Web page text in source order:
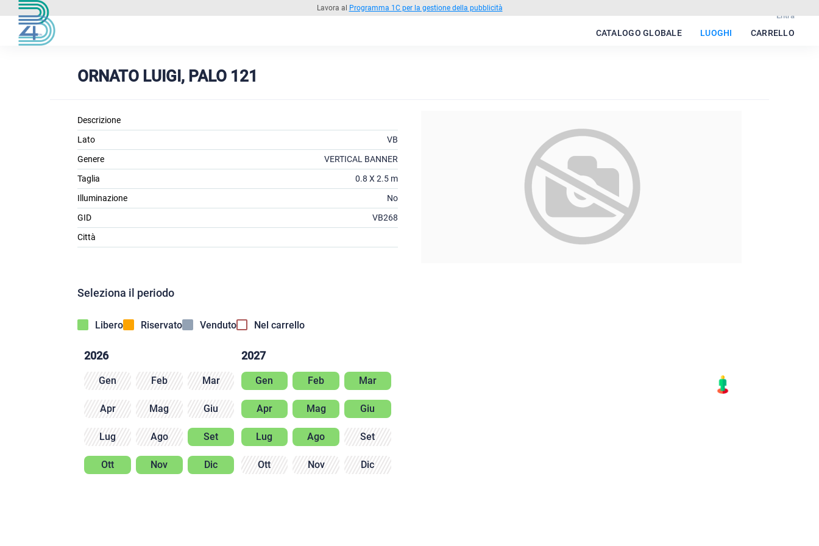
Lavora al Programma 1C per la gestione della pubblicità
Entra
CATALOGO GLOBALE LUOGHI CARRELLO
ORNATO LUIGI, PALO 121
Descrizione
Lato
VB
Genere
VERTICAL BANNER
Taglia
0.8 X 2.5 m
Illuminazione
No
GID
VB268
Città
Seleziona il periodo
Libero Riservato Venduto Nel carrello
2026
Gen Feb Mar
Apr Mag Giu
Lug Ago Set
Ott Nov Dic
2027
Gen Feb Mar
Apr Mag Giu
Lug Ago Set
Ott Nov Dic